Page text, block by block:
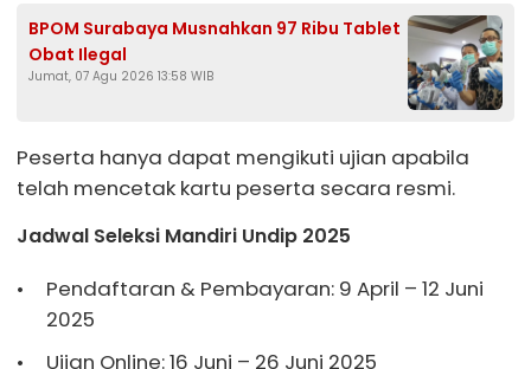
BPOM Surabaya Musnahkan 97 Ribu Tablet
Obat Ilegal
Jumat, 07 Agu 2026 13:58 WIB
Peserta hanya dapat mengikuti ujian apabila
telah mencetak kartu peserta secara resmi.
Jadwal Seleksi Mandiri Undip 2025
Pendaftaran & Pembayaran: 9 April – 12 Juni
2025
Ujian Online: 16 Juni – 26 Juni 2025